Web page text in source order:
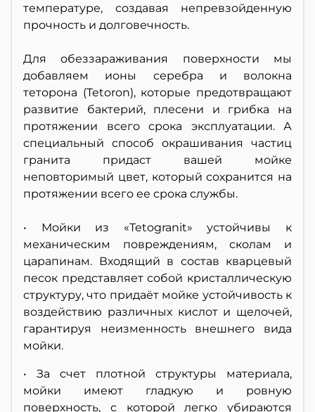
температуре, создавая непревзойденную
прочность и долговечность.
Для обеззараживания поверхности мы
добавляем ионы серебра и волокна
теторона (Tetoron), которые предотвращают
развитие бактерий, плесени и грибка на
протяжении всего срока эксплуатации. А
специальный способ окрашивания частиц
гранита придаст вашей мойке
неповторимый цвет, который сохранится на
протяжении всего ее срока службы.
• Мойки из «Tetogranit» устойчивы к
механическим повреждениям, сколам и
царапинам. Входящий в состав кварцевый
песок представляет собой кристаллическую
структуру, что придаёт мойке устойчивость к
воздействию различных кислот и щелочей,
гарантируя неизменность внешнего вида
мойки.
• За счет плотной структуры материала,
мойки имеют гладкую и ровную
поверхность, с которой легко убираются